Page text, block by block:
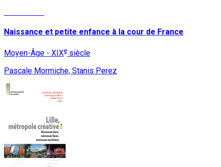
Naissance et petite enfance à la cour de France
Moyen-Âge - XIXe siècle
Pascale Mormiche, Stanis Perez